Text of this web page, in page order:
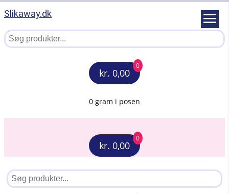
Slikaway.dk
kr. 0,00
0
0 gram i posen
kr. 0,00
0